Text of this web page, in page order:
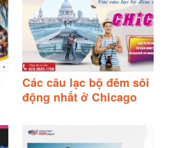
Các câu lạc bộ đêm sôi
động nhất ở Chicago